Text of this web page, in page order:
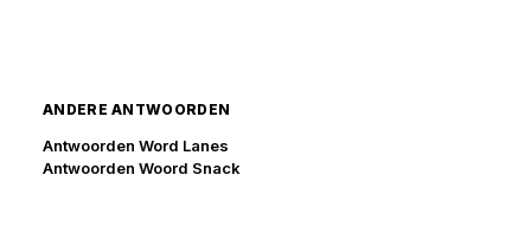
ANDERE ANTWOORDEN
Antwoorden Word Lanes
Antwoorden Woord Snack